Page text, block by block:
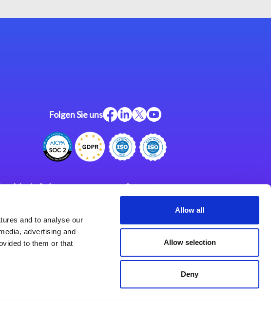
and to analyse our
advertising and
to them or that
Allow all
Allow selection
Deny
Folgen Sie uns
Magic Software
Niederlassungen
Support
Impressum